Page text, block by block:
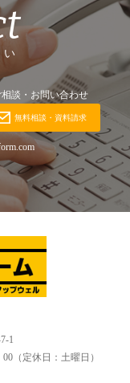
い
談・お問い合わせ
無料相談・資料請求
1
（定休日：土曜日）